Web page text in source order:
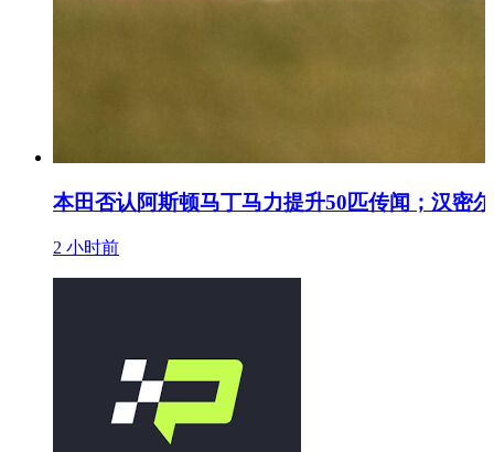
本田否认阿斯顿马丁马力提升50匹传闻；汉密
2 小时前